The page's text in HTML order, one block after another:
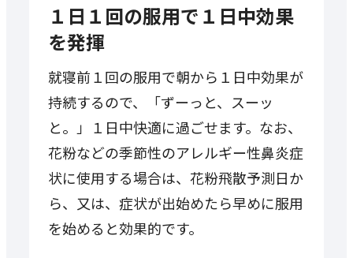
１日１回の服用で１日中効果
を発揮
就寝前１回の服用で朝から１日中効果が
持続するので、「ずーっと、スーッ
と。」１日中快適に過ごせます。なお、
花粉などの季節性のアレルギー性鼻炎症
状に使用する場合は、花粉飛散予測日か
ら、又は、症状が出始めたら早めに服用
を始めると効果的です。